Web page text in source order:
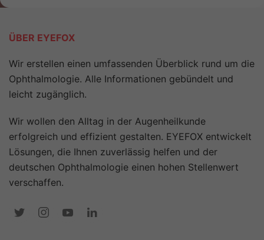
ÜBER EYEFOX
Wir erstellen einen umfassenden Überblick rund um die
Ophthalmologie. Alle Informationen gebündelt und
leicht zugänglich.
Wir wollen den Alltag in der Augenheilkunde
erfolgreich und effizient gestalten. EYEFOX entwickelt
Lösungen, die Ihnen zuverlässig helfen und der
deutschen Ophthalmologie einen hohen Stellenwert
verschaffen.